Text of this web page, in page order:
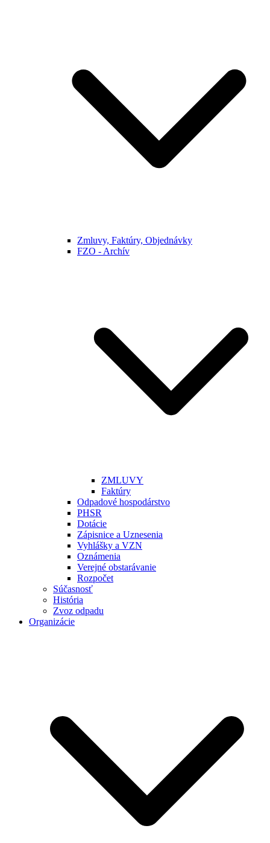
Zmluvy, Faktúry, Objednávky
FZO - Archív
ZMLUVY
Faktúry
Odpadové hospodárstvo
PHSR
Dotácie
Zápisnice a Uznesenia
Vyhlášky a VZN
Oznámenia
Verejné obstarávanie
Rozpočet
Súčasnosť
História
Zvoz odpadu
Organizácie